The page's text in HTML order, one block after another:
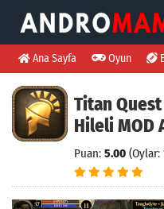
Ana Sayfa Oyun
Titan
Hileli MOD
Puan: 5.00 (Oylar: